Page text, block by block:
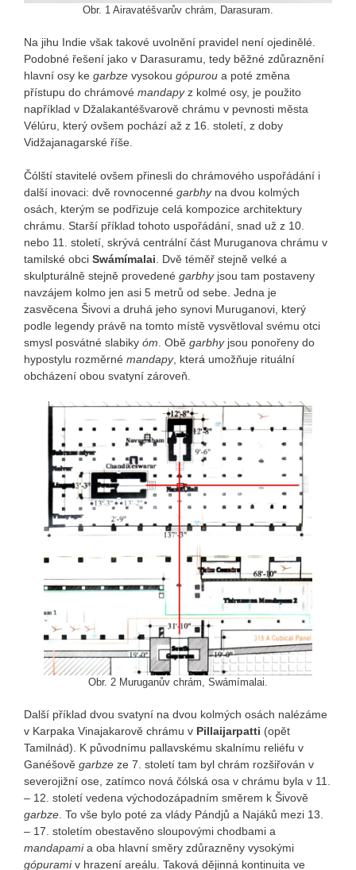
Obr. 1 Airavatéšvarův chrám, Darasuram.
Na jihu Indie však takové uvolnění pravidel není ojedinělé.
Podobné řešení jako v Darasuramu, tedy běžné zdůraznění
hlavní osy ke garbze vysokou gópurou a poté změna
přístupu do chrámové mandapyz kolmé osy, je použito
například v Džalakantéšvarově chrámu v pevnosti města
Vélúru, který ovšem pochází až z 16. století, z doby
Vidžajanagarské říše.
Čólští stavitelé ovšem přinesli do chrámového uspořádání i
další inovaci: dvě rovnocenné garbhyna dvou kolmých
osách, kterým se podřizuje celá kompozice architektury
chrámu. Starší příklad tohoto uspořádání, snad už z 10.
nebo 11. století, skrývá centrální část Muruganova chrámu v
tamilské obci Swámímalai. Dvě téměř stejně velké a
skulpturálně stejně provedené garbhy jsou tam postaveny
navzájem kolmo jen asi 5 metrů od sebe. Jedna je
zasvěcena Šivovi a druhá jeho synovi Muruganovi, který
podle legendy právě na tomto místě vysvětloval svému otci
smysl posvátné slabiky óm. Obě garbhy jsou ponořeny do
hypostylu rozměrné mandapy, která umožňuje rituální
obcházení obou svatyní zároveň.
Obr. 2 Muruganův chrám, Swámímalai.
Další příklad dvou svatyní na dvou kolmých osách nalézáme
v Karpaka Vinajakarově chrámu v Pillaijarpatti (opět
Tamilnád). K původnímu pallavskému skalnímu reliéfu v
Ganéšově garbze ze 7. století tam byl chrám rozšiřován v
severojižní ose, zatímco nová čólská osa v chrámu byla v 11.
– 12. století vedena východozápadním směrem k Šivově
garbze. To vše bylo poté za vlády Pándjů a Najáků mezi 13.
– 17. stoletím obestavěno sloupovými chodbami a
mandapamia oba hlavní směry zdůrazněny vysokými
gópuramiv hrazení areálu. Taková dějinná kontinuita ve